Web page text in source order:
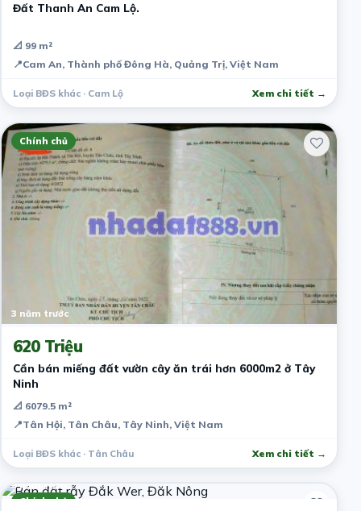
Đất Thanh An Cam Lộ.
📐 99 m²
📍Cam An, Thành phố Đông Hà, Quảng Trị, Việt Nam
Loại BĐS khác · Cam Lộ Xem chi tiết →
Chính chủ
3 năm trước
620 Triệu
Cần bán miếng đất vườn cây ăn trái hơn 6000m2 ở Tây
Ninh
📐 6079.5 m²
📍Tân Hội, Tân Châu, Tây Ninh, Việt Nam
Loại BĐS khác · Tân Châu Xem chi tiết →
Chính chủ
6 năm trước